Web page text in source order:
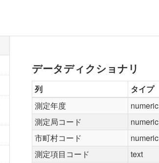
データディクショナリ
列 タイプ
測定年度
numeric
測定局コード
numeric
市町村コード
numeric
測定項目コード
text